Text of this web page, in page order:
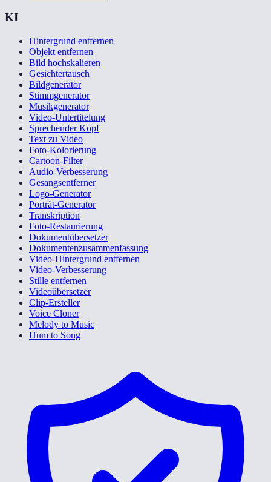
KI
Hintergrund entfernen
Objekt entfernen
Bild hochskalieren
Gesichtertausch
Bildgenerator
Stimmgenerator
Musikgenerator
Video-Untertitelung
Sprechender Kopf
Text zu Video
Foto-Kolorierung
Cartoon-Filter
Audio-Verbesserung
Gesangsentferner
Logo-Generator
Porträt-Generator
Transkription
Foto-Restaurierung
Dokumentübersetzer
Dokumentenzusammenfassung
Video-Hintergrund entfernen
Video-Verbesserung
Stille entfernen
Videoübersetzer
Clip-Ersteller
Voice Cloner
Melody to Music
Hum to Song